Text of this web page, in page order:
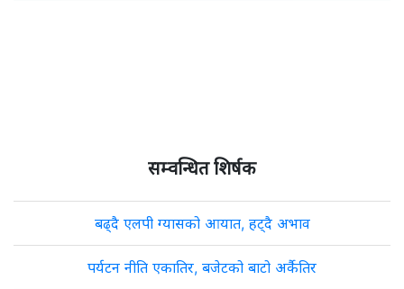
सम्वन्धित शिर्षक
बढ्दै एलपी ग्यासको आयात, हट्दै अभाव
पर्यटन नीति एकातिर, बजेटको बाटो अर्कैतिर